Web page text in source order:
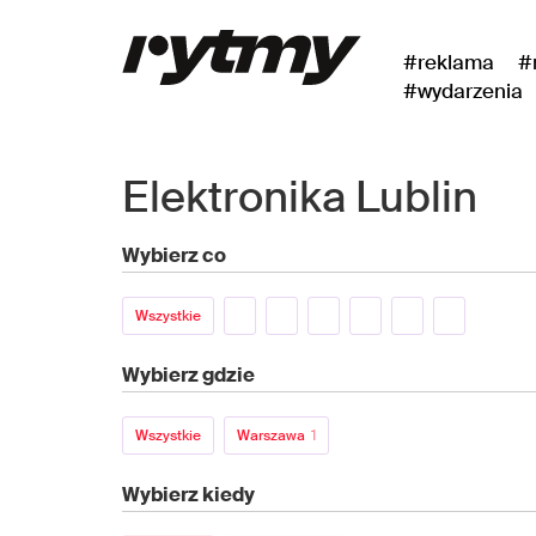
#reklama
#wydarzenia
Elektronika Lublin
Wybierz co
Wszystkie
Wybierz gdzie
Wszystkie Warszawa 1
Wybierz kiedy